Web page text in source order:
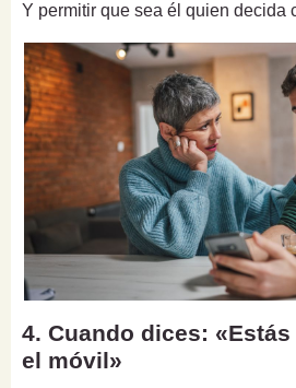
Y permitir que sea él quien decida
4. Cuando dices:
el móvil»